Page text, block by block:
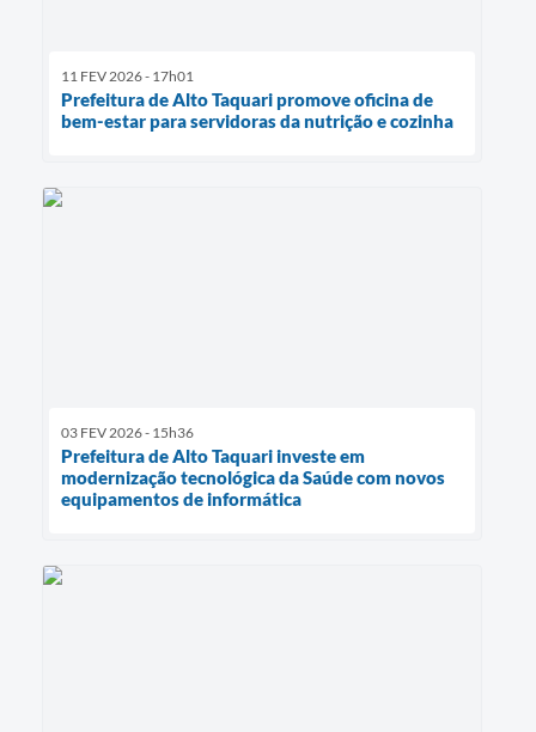
11 FEV 2026 - 17h01
Prefeitura de Alto Taquari promove oficina de
bem-estar para servidoras da nutrição e cozinha
03 FEV 2026 - 15h36
Prefeitura de Alto Taquari investe em
modernização tecnológica da Saúde com novos
equipamentos de informática